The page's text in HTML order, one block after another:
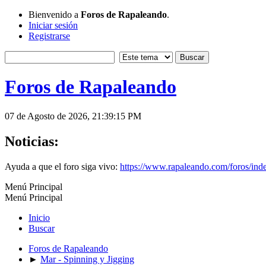
Bienvenido a Foros de Rapaleando.
Iniciar sesión
Registrarse
Foros de Rapaleando
07 de Agosto de 2026, 21:39:15 PM
Noticias:
Ayuda a que el foro siga vivo: https://www.rapaleando.com/foros/
Menú Principal
Menú Principal
Inicio
Buscar
Foros de Rapaleando
► Mar - Spinning y Jigging